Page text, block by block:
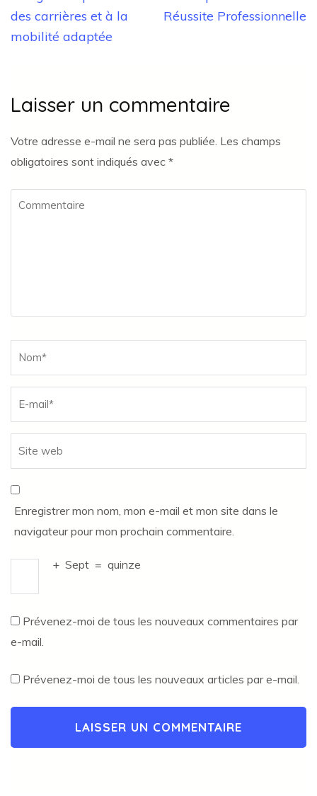
des carrières et à la
mobilité adaptée
Réussite Professionnelle
Laisser un commentaire
Votre adresse e-mail ne sera pas publiée. Les champs
obligatoires sont indiqués avec *
Commentaire
Enregistrer mon nom, mon e-mail et mon site dans le
navigateur pour mon prochain commentaire.
+ Sept = quinze
Prévenez-moi de tous les nouveaux commentaires par
e-mail.
Prévenez-moi de tous les nouveaux articles par e-mail.